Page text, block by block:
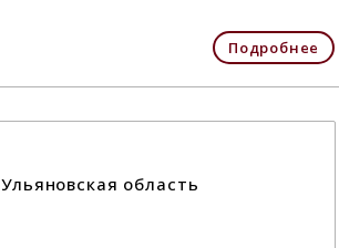
Подробнее
Ульяновская область